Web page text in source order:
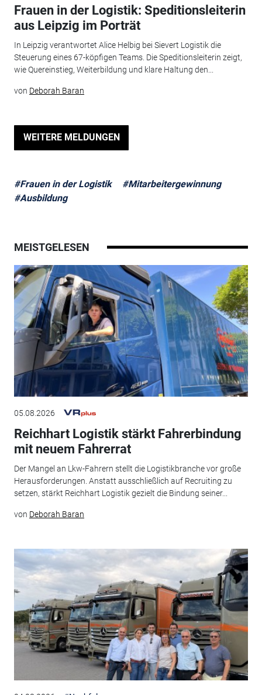
Frauen in der Logistik: Speditionsleiterin
aus Leipzig im Porträt
In Leipzig verantwortet Alice Helbig bei Sievert Logistik die
Steuerung eines 67-köpfigen Teams. Die Speditionsleiterin zeigt,
wie Quereinstieg, Weiterbildung und klare Haltung den...
von Deborah Baran
WEITERE MELDUNGEN
#Frauen in der Logistik
#Mitarbeitergewinnung
#Ausbildung
MEISTGELESEN
05.08.2026
Reichhart Logistik stärkt Fahrerbindung
mit neuem Fahrerrat
Der Mangel an Lkw-Fahrern stellt die Logistikbranche vor große
Herausforderungen. Anstatt ausschließlich auf Recruiting zu
setzen, stärkt Reichhart Logistik gezielt die Bindung seiner...
von Deborah Baran